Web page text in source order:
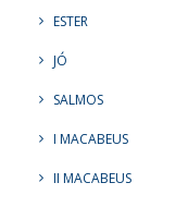
ESTER
JÓ
SALMOS
I MACABEUS
II MACABEUS